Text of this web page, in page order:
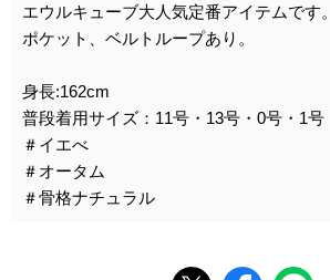
エウルキューブ大人気定番アイテムです。
ポケット、ベルトループあり。
身長:162cm
普段着用サイズ：11号・13号・0号・1号
＃イエべ
＃オータム
＃骨格ナチュラル